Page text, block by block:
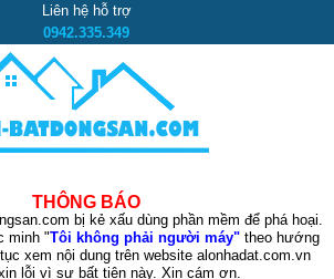
Liên hệ hỗ trợ
0942.335.349
THÔNG BÁO
bị kẻ xấu dùng phần mềm để phá hoại.
minh "Tôi không phải người máy"theo hướng
xem nội dung trên website alonhadat.com.vn
lỗi vì sự bất tiện này. Xin cám ơn.